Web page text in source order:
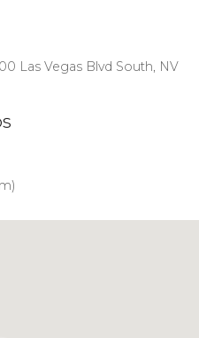
Las Vegas Blvd South, NV